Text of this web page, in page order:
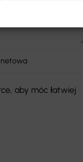
aby móc łatwiej